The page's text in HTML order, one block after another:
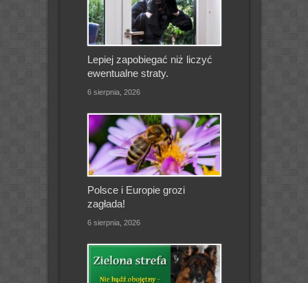
Lepiej zapobiegać niż liczyć
ewentualne straty.
6 sierpnia, 2026
Polsce i Europie grozi
zagłada!
6 sierpnia, 2026